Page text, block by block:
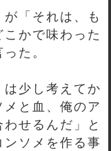
「それは、も
かで味わった
た。
は少し考えてか
と血、俺のア
せるんだ」と
ソメを作る事